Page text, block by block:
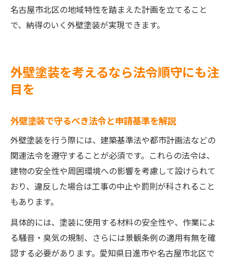
名古屋市北区の地域特性を踏まえた計画を立てること
で、納得のいく外壁塗装が実現できます。
外壁塗装を考えるなら法令順守にも注
目を
外壁塗装で守るべき法令と申請基準を解説
外壁塗装を行う際には、建築基準法や都市計画法などの
関連法令を遵守することが必須です。これらの法令は、
建物の安全性や周囲環境への影響を考慮して設けられて
おり、違反した場合は工事の中止や罰則が科されること
もあります。
具体的には、塗装に使用する材料の安全性や、作業によ
る騒音・臭気の規制、さらには景観条例の適用有無を確
認する必要があります。愛知県日進市や名古屋市北区で